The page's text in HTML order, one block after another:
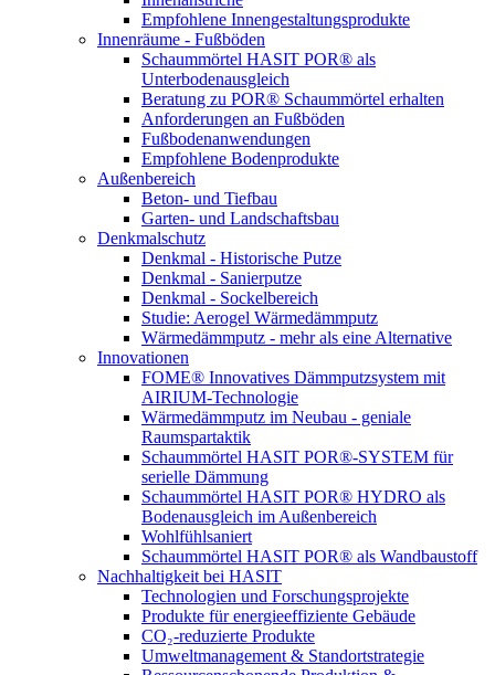
Empfohlene Innengestaltungsprodukte
Innenräume - Fußböden
Schaummörtel HASIT POR® als
Unterbodenausgleich
Beratung zu POR® Schaummörtel erhalten
Anforderungen an Fußböden
Fußbodenanwendungen
Empfohlene Bodenprodukte
Außenbereich
Beton- und Tiefbau
Garten- und Landschaftsbau
Denkmalschutz
Denkmal - Historische Putze
Denkmal - Sanierputze
Denkmal - Sockelbereich
Studie: Aerogel Wärmedämmputz
Wärmedämmputz - mehr als eine Alternative
Innovationen
FOME® Innovatives Dämmputzsystem mit
AIRIUM-Technologie
Wärmedämmputz im Neubau - geniale
Raumspartaktik
Schaummörtel HASIT POR®-SYSTEM für
serielle Dämmung
Schaummörtel HASIT POR® HYDRO als
Bodenausgleich im Außenbereich
Wohlfühlsaniert
Schaummörtel HASIT POR® als Wandbaustoff
Nachhaltigkeit bei HASIT
Technologien und Forschungsprojekte
Produkte für energieeffiziente Gebäude
CO₂-reduzierte Produkte
Umweltmanagement & Standortstrategie